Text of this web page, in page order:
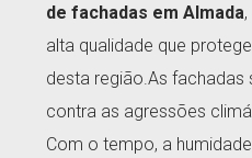
de fachadas em Almada
alta qualidade que
desta região.As fachadas
contra as agressões
Com o tempo, a